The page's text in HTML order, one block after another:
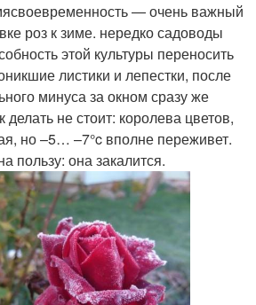
— очень важный
роз к зиме. нередко садоводы
этой культуры переносить
листики и лепестки, после
минуса за окном сразу же
делать не стоит: королева цветов,
но –5… –7°c вполне переживет.
пользу: она закалится.